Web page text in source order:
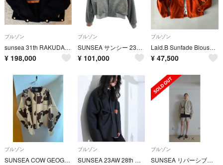
ブルゾン
sunsea 31th RAKUDA DETROIT Jacket 2 黒
¥ 198,000
ブルゾン
SUNSEA サンシー 23AW RAKUDA BLOUSON リバーシブルブルゾン ジャケット SUNSEA2832 グレー 3
¥ 101,000
ブルゾン
Laid.B Sunfade Blouson “ORANGE”
¥ 47,500
ブルゾン
SUNSEA COW GEOGRAPHIC MELTON BLOUSON
ブルゾン
SUNSEA 23AW 28th MELTON ノーカラー ジャケット
ブルゾン
SUNSEA リバーシブルブルゾン 29th